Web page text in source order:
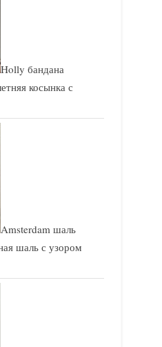
Holly бандана
косынка с
Amsterdam шаль
шаль с узором